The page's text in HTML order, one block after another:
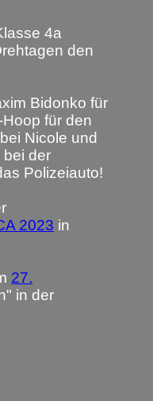
4a
den
Bidonko für
für den
Nicole und
der
Polizeiauto!
2023 in
27.
in der